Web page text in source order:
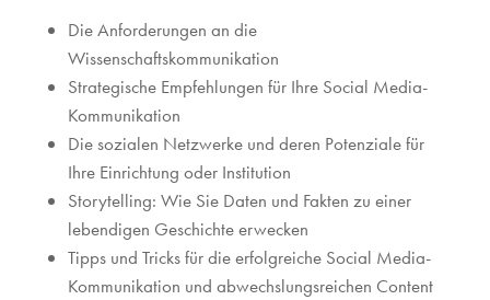
Die Anforderungen an die
Wissenschaftskommunikation
Strategische Empfehlungen für Ihre Social Media-
Kommunikation
Die sozialen Netzwerke und deren Potenziale für
Ihre Einrichtung oder Institution
Storytelling: Wie Sie Daten und Fakten zu einer
lebendigen Geschichte erwecken
Tipps und Tricks für die erfolgreiche Social Media-
Kommunikation und abwechslungsreichen Content